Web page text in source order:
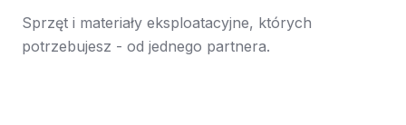
Sprzęt i materiały eksploatacyjne, których
potrzebujesz - od jednego partnera.